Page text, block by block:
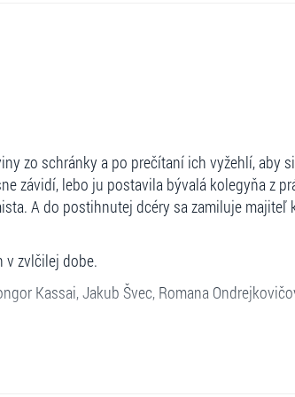
zo schránky a po prečítaní ich vyžehlí, aby
závidí, lebo ju postavila bývalá kolegyňa z
A do postihnutej dcéry sa zamiluje majiteľ
v zvlčilej dobe.
Kassai, Jakub Švec, Romana